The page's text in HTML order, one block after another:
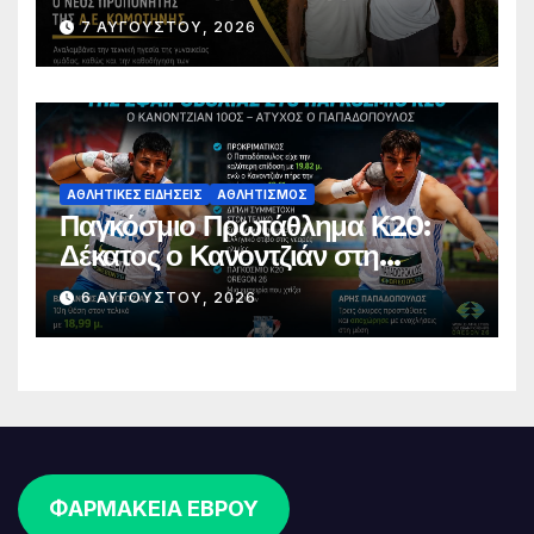
Κομοτηνής
7 ΑΥΓΟΎΣΤΟΥ, 2026
ΑΘΛΗΤΙΚΈΣ ΕΙΔΉΣΕΙΣ ΑΘΛΗΤΙΣΜΌΣ
Παγκόσμιο Πρωτάθλημα Κ20:
Δέκατος ο Κανοντζιάν στη
σφαιροβολία – Άτυχος ο
Παπαδόπουλος στον τελικό
6 ΑΥΓΟΎΣΤΟΥ, 2026
ΦΑΡΜΑΚΕΙΑ ΕΒΡΟΥ